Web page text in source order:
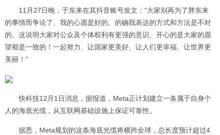
11月27日晚，于东来在其抖音账号发文：“大家别再为了胖东来
的事情而争论了、我的心愿是好的、的确我表达的方式和方法是不对
的、这说明大家对公众及个体权利有更强的意识、开心的是大家的愿
望都是一致的！一起努力、让国家更美好、让人们更幸福、让世界更
美丽！”
快科技12月1日消息，据报道，Meta正计划建立一条属于自身个
人的海底光缆，从互联网基础设施上保证可靠性。
据悉，Meta规划的这条海底光缆将横跨全球，总长度预计超过4